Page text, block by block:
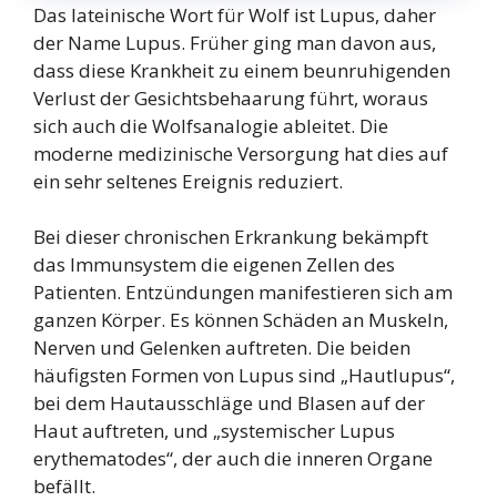
Das lateinische Wort für Wolf ist Lupus, daher
der Name Lupus. Früher ging man davon aus,
dass diese Krankheit zu einem beunruhigenden
Verlust der Gesichtsbehaarung führt, woraus
sich auch die Wolfsanalogie ableitet. Die
moderne medizinische Versorgung hat dies auf
ein sehr seltenes Ereignis reduziert.
Bei dieser chronischen Erkrankung bekämpft
das Immunsystem die eigenen Zellen des
Patienten. Entzündungen manifestieren sich am
ganzen Körper. Es können Schäden an Muskeln,
Nerven und Gelenken auftreten. Die beiden
häufigsten Formen von Lupus sind „Hautlupus“,
bei dem Hautausschläge und Blasen auf der
Haut auftreten, und „systemischer Lupus
erythematodes“, der auch die inneren Organe
befällt.